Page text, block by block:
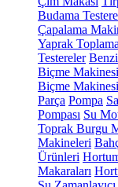
Budama
Çapalama
Yaprak
Testereler
Biçme Makinesi
Biçme Makinesi
Parça Pompa
Pompası Su
Toprak Burgu
Makineleri
Ürünleri
Makaraları